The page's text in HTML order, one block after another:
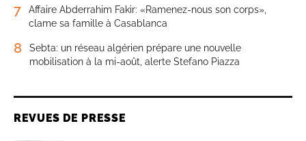
7
Affaire Abderrahim Fakir: «Ramenez-nous son corps»,
clame sa famille à Casablanca
8
Sebta: un réseau algérien prépare une nouvelle
mobilisation à la mi-août, alerte Stefano Piazza
REVUES DE PRESSE